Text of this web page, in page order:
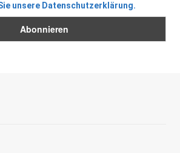
unsere Datenschutzerklärung.